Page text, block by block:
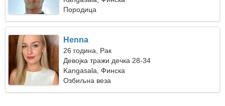
Породица
Henna
26 година, Рак
Девојка тражи дечка 28-34
Kangasala, Финска
Озбиљна веза